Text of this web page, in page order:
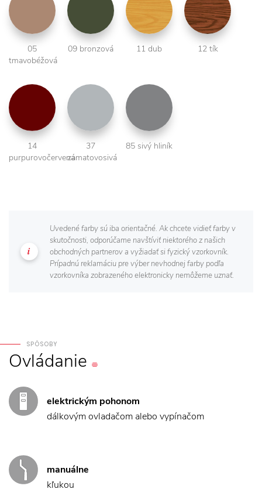
05
tmavobéžová
09 bronzová 11 dub 12 tík
14
purpurovočervená
37
zamatovosivá
85 sivý hliník
Uvedené farby sú iba orientačné. Ak chcete vidieť farby v
skutočnosti, odporúčame navštíviť niektorého z našich
obchodných partnerov a vyžiadať si fyzický vzorkovník.
Prípadnú reklamáciu pre výber nevhodnej farby podľa
vzorkovníka zobrazeného elektronicky nemôžeme uznať.
SPÔSOBY
Ovládanie
elektrickým pohonom
dálkovým ovladačom alebo vypínačom
manuálne
kľukou